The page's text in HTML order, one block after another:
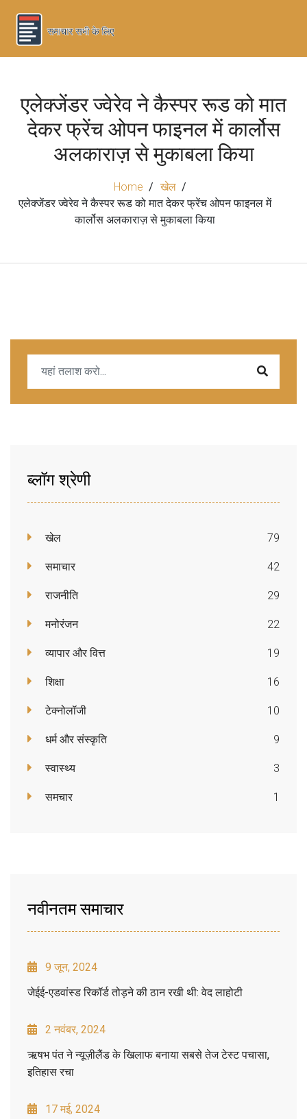
एलेक्जेंडर ज्वेरेव ने कैस्पर रूड को मात
देकर फ्रेंच ओपन फाइनल में कार्लोस
अलकाराज़ से मुकाबला किया
Home
खेल
एलेक्जेंडर ज्वेरेव ने कैस्पर रूड को मात देकर फ्रेंच ओपन फाइनल में
कार्लोस अलकाराज़ से मुकाबला किया
ब्लॉग श्रेणी
खेल 79
समाचार 42
राजनीति 29
मनोरंजन 22
व्यापार और वित्त 19
शिक्षा 16
टेक्नोलॉजी 10
धर्म और संस्कृति 9
स्वास्थ्य 3
समचार 1
नवीनतम समाचार
9 जून, 2024
जेईई-एडवांस्ड रिकॉर्ड तोड़ने की ठान रखी थी: वेद लाहोटी
2 नवंबर, 2024
ऋषभ पंत ने न्यूज़ीलैंड के खिलाफ बनाया सबसे तेज टेस्ट पचासा,
इतिहास रचा
17 मई, 2024